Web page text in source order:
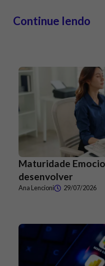
Continue lendo
Maturidade
desenvolver
Ana Lencioni 29/07/2026